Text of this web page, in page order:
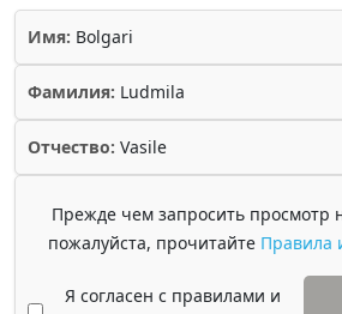
Имя: Bolgari
Фамилия: Ludmila
Отчество: Vasile
Прежде чем запросить просмотр
пожалуйста, прочитайте Правила
Я согласен с правилами и